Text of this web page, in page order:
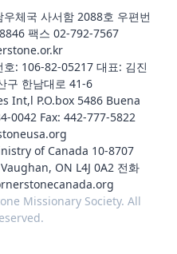
체국 사서함 2088호 우편번
팩스 02-792-7567
: 106-82-05217 대표: 김진
구 한남대로 41-6
Int,l P.O.box 5486 Buena
0042 Fax: 442-777-5822
of Canada 10-8707
ON L4J 0A2 전화
Missionary Society. All